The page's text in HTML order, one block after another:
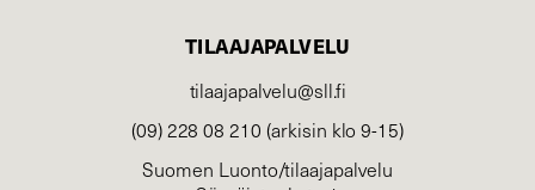
TILAAJAPALVELU
tilaajapalvelu@sll.fi
(09) 228 08 210 (arkisin klo 9-15)
Suomen Luonto/tilaajapalvelu